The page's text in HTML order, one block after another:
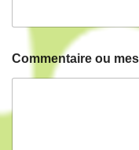
N
o
m
e
e
o
u
Commentaire ou